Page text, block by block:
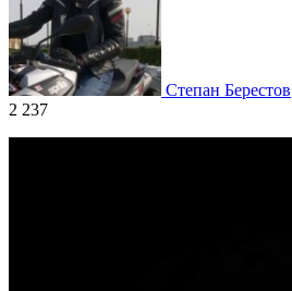
Степан Берестов
2 237